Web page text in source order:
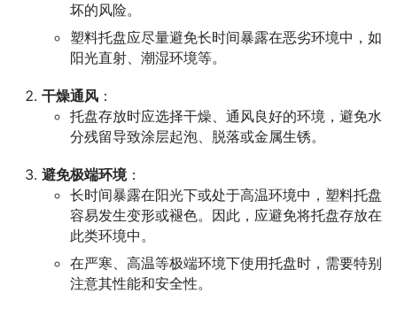
坏的风险。
塑料托盘应尽量避免长时间暴露在恶劣环境中，如
阳光直射、潮湿环境等。
干燥通风 ：
托盘存放时应选择干燥、通风良好的环境，避免水
分残留导致涂层起泡、脱落或金属生锈。
避免极端环境：
长时间暴露在阳光下或处于高温环境中，塑料托盘
容易发生变形或褪色。因此，应避免将托盘存放在
此类环境中。
在严寒、高温等极端环境下使用托盘时，需要特别
注意其性能和安全性。